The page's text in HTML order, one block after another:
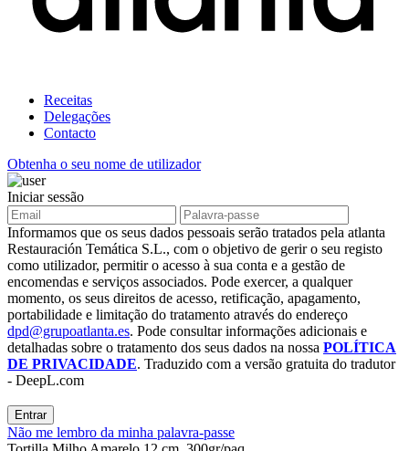
Receitas
Delegações
Contacto
Obtenha o seu nome de utilizador
Iniciar sessão
Informamos que os seus dados pessoais serão tratados pela atlanta
Restauración Temática S.L., com o objetivo de gerir o seu registo
como utilizador, permitir o acesso à sua conta e a gestão de
encomendas e serviços associados. Pode exercer, a qualquer
momento, os seus direitos de acesso, retificação, apagamento,
portabilidade e limitação do tratamento através do endereço
dpd@grupoatlanta.es. Pode consultar informações adicionais e
detalhadas sobre o tratamento dos seus dados na nossa POLÍTICA
DE PRIVACIDADE. Traduzido com a versão gratuita do tradutor
- DeepL.com
Entrar
Não me lembro da minha palavra-passe